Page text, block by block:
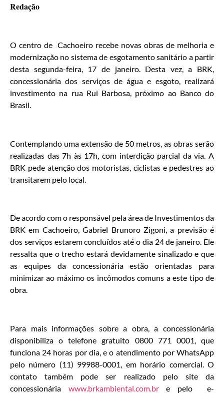
Redação
O centro de Cachoeiro recebe novas obras de melhoria e
modernização no sistema de esgotamento sanitário a partir
desta segunda-feira, 17 de janeiro. Desta vez, a BRK,
concessionária dos serviços de água e esgoto, realizará
investimento na rua Rui Barbosa, próximo ao Banco do
Brasil.
Contemplando uma extensão de 50 metros, as obras serão
realizadas das 7h às 17h, com interdição parcial da via. A
BRK pede atenção dos motoristas, ciclistas e pedestres ao
transitarem pelo local.
De acordo com o responsável pela área de Investimentos da
BRK em Cachoeiro, Gabriel Brunoro Zigoni, a previsão é
dos serviços estarem concluídos até o dia 24 de janeiro. Ele
ressalta que o trecho estará devidamente sinalizado e que
as equipes da concessionária estão orientadas para
minimizar ao máximo os incômodos comuns a este tipo de
obra.
Para mais informações sobre a obra, a concessionária
disponibiliza o telefone gratuito 0800 771 0001, que
funciona 24 horas por dia, e o atendimento por WhatsApp
pelo número (11) 99988-0001, em horário comercial. O
contato também pode ser realizado pelo site da
concessionária www.brkambiental.com.bre pelo e-